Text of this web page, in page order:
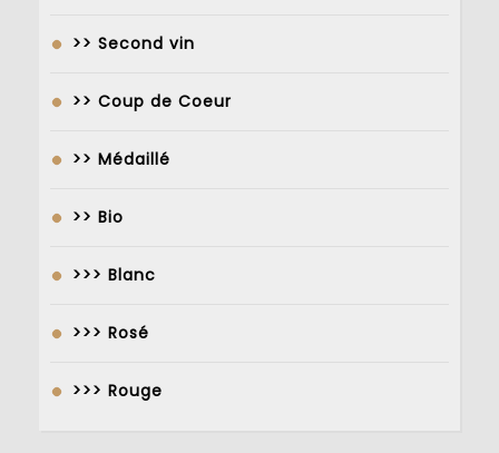
>> Second vin
>> Coup de Coeur
>> Médaillé
>> Bio
>>> Blanc
>>> Rosé
>>> Rouge